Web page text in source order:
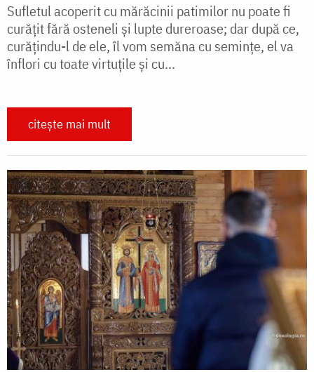
Sufletul acoperit cu mărăcinii patimilor nu poate fi
curățit fără osteneli și lupte dureroase; dar după ce,
curățindu-l de ele, îl vom semăna cu semințe, el va
înflori cu toate virtuțile și cu...
citește mai mult